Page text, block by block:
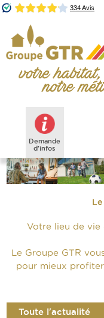
Demande
d'infos
Votre lieu de vie
Le Groupe GTR
pour mieux
Toute l'actualité